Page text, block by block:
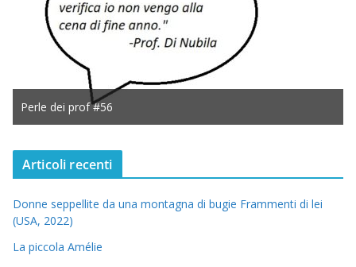
Perle dei prof #56
Articoli recenti
Donne seppellite da una montagna di bugie Frammenti di lei
(USA, 2022)
La piccola Amélie